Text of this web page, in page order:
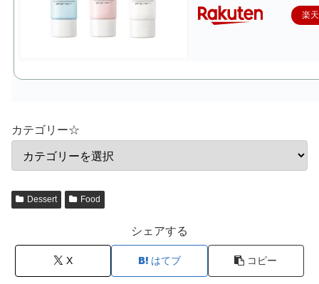
楽
カテゴリー☆
Dessert Food
シェアする
X はてブ コピー